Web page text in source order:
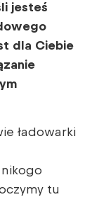
jesteś
dla Ciebie
ładowarki
tu